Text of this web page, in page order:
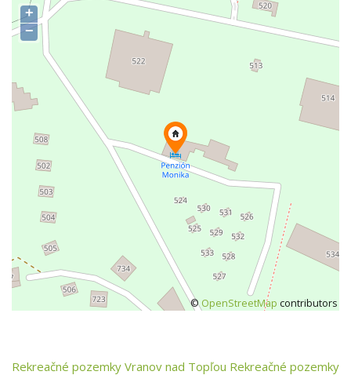
+
−
©OpenStreetMap contributors
Rekreačné pozemky Vranov nad Topľou Rekreačné pozemky